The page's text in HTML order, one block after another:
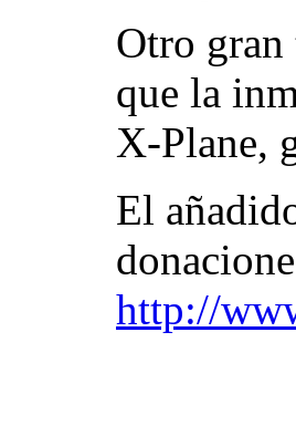
Otro gran
que la
X-Plane,
El
http://